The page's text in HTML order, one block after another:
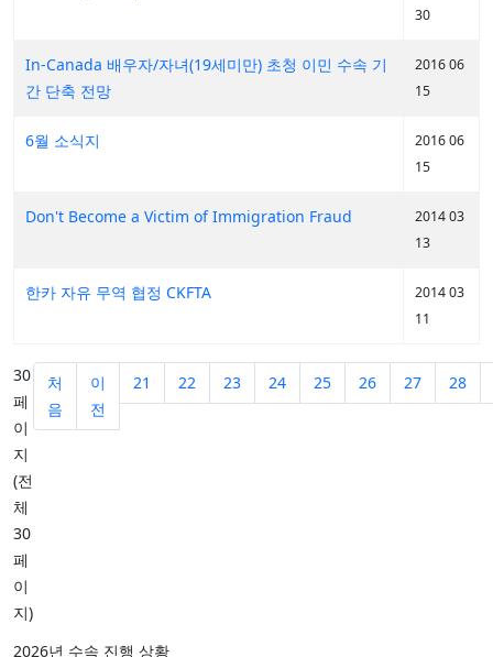
30
In-Canada 배우자/자녀(19세미만) 초청 이민 수속 기
간 단축 전망
2016 06
15
6월 소식지
2016 06
15
Don't Become a Victim of Immigration Fraud
2014 03
13
한카 자유 무역 협정 CKFTA
2014 03
11
30
페
이
지
(전
체
30
페
이
지)
처
음
이
전
21 22 23 24 25 26 27 28
2026년 수속 진행 상황
축하합니다!
영주권 최종 승인되셨습니다.
박 ***- Express Entry